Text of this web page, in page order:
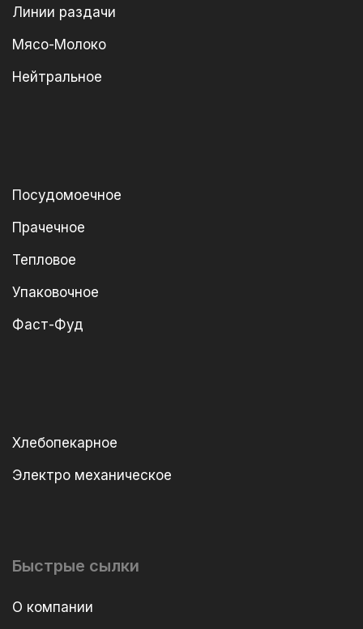
Линии раздачи
Мясо-Молоко
Нейтральное
Посудомоечное
Прачечное
Тепловое
Упаковочное
Фаст-Фуд
Хлебопекарное
Электро механическое
Быстрые сылки
О компании